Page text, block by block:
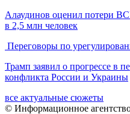
Алаудинов оценил потери
в 2,5 млн человек
Переговоры по
Трамп заявил о прогрессе в
конфликта России и Украины
все актуальные сюжеты
© Информационное